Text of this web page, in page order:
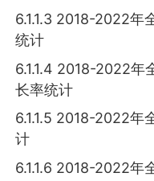
6.1.1.3 2018-2022年
统计
6.1.1.4 2018-2022年
长率统计
6.1.1.5 2018-2022年
计
6.1.1.6 2018-2022年